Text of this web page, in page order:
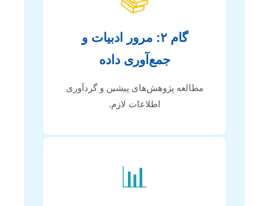
گام ۲: مرور ادبیات و
جمع‌آوری داده
مطالعه پژوهش‌های پیشین و گردآوری
اطلاعات لازم.
📊